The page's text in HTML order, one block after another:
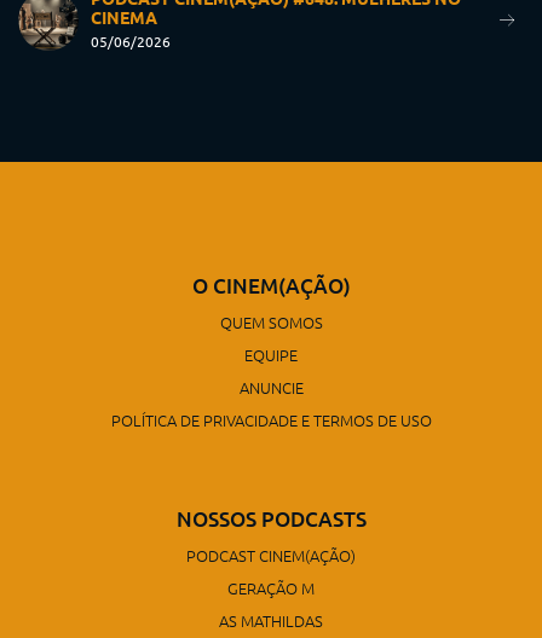
CINEMA
05/06/2026
O CINEM(AÇÃO)
QUEM SOMOS
EQUIPE
ANUNCIE
POLÍTICA DE PRIVACIDADE E TERMOS DE USO
NOSSOS PODCASTS
PODCAST CINEM(AÇÃO)
GERAÇÃO M
AS MATHILDAS